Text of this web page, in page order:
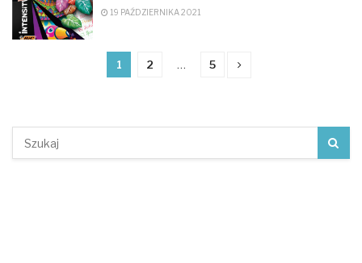
19 PAŹDZIERNIKA 2021
1 2 … 5